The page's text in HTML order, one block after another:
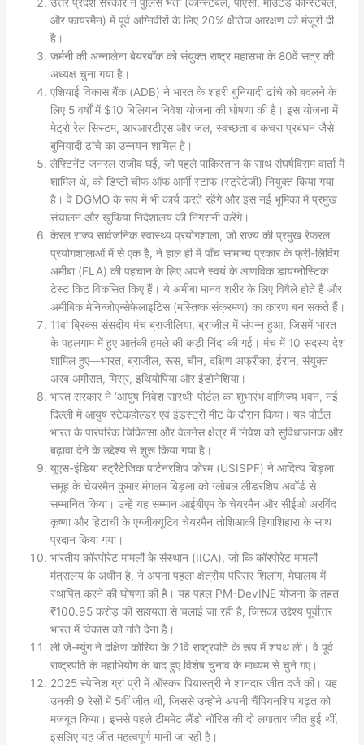
और फायरमैन) में पूर्व अग्निवीरों के लिए 20% क्षैतिज आरक्षण को मंजूरी दी
है।
जर्मनी की अन्नालेना बेयरबॉक को संयुक्त राष्ट्र महासभा के 80वें सत्र की
अध्यक्ष चुना गया है।
एशियाई विकास बैंक (ADB) ने भारत के शहरी बुनियादी ढांचे को बदलने के
लिए 5 वर्षों में $10 बिलियन निवेश योजना की घोषणा की है। इस योजना में
मेट्रो रेल सिस्टम, आरआरटीएस और जल, स्वच्छता व कचरा प्रबंधन जैसे
बुनियादी ढांचे का उन्नयन शामिल है।
लेफ्टिनेंट जनरल राजीव घई, जो पहले पाकिस्तान के साथ संघर्षविराम वार्ता में
शामिल थे, को डिप्टी चीफ ऑफ आर्मी स्टाफ (स्ट्रेटेजी) नियुक्त किया गया
है। वे DGMO के रूप में भी कार्य करते रहेंगे और इस नई भूमिका में प्रमुख
संचालन और खुफिया निदेशालय की निगरानी करेंगे।
केरल राज्य सार्वजनिक स्वास्थ्य प्रयोगशाला, जो राज्य की प्रमुख रेफरल
प्रयोगशालाओं में से एक है, ने हाल ही में पाँच सामान्य प्रकार के फ्री-लिविंग
अमीबा (FLA) की पहचान के लिए अपने स्वयं के आणविक डायग्नोस्टिक
टेस्ट किट विकसित किए हैं। ये अमीबा मानव शरीर के लिए विषैले होते हैं और
अमीबिक मेनिन्जोएन्सेफेलाइटिस (मस्तिष्क संक्रमण) का कारण बन सकते हैं।
11वां ब्रिक्स संसदीय मंच ब्राजीलिया, ब्राजील में संपन्न हुआ, जिसमें भारत
के पहलगाम में हुए आतंकी हमले की कड़ी निंदा की गई। मंच में 10 सदस्य देश
शामिल हुए—भारत, ब्राजील, रूस, चीन, दक्षिण अफ्रीका, ईरान, संयुक्त
अरब अमीरात, मिस्र, इथियोपिया और इंडोनेशिया।
भारत सरकार ने ‘आयुष निवेश सारथी’ पोर्टल का शुभारंभ वाणिज्य भवन, नई
दिल्ली में आयुष स्टेकहोल्डर एवं इंडस्ट्री मीट के दौरान किया। यह पोर्टल
भारत के पारंपरिक चिकित्सा और वेलनेस क्षेत्र में निवेश को सुविधाजनक और
बढ़ावा देने के उद्देश्य से शुरू किया गया है।
यूएस-इंडिया स्ट्रैटेजिक पार्टनरशिप फोरम (USISPF) ने आदित्य बिड़ला
समूह के चेयरमैन कुमार मंगलम बिड़ला को ग्लोबल लीडरशिप अवॉर्ड से
सम्मानित किया। उन्हें यह सम्मान आईबीएम के चेयरमैन और सीईओ अरविंद
कृष्णा और हिटाची के एग्जीक्यूटिव चेयरमैन तोशिआकी हिगाशिहारा के साथ
प्रदान किया गया।
भारतीय कॉरपोरेट मामलों के संस्थान (IICA), जो कि कॉरपोरेट मामलों
मंत्रालय के अधीन है, ने अपना पहला क्षेत्रीय परिसर शिलांग, मेघालय में
स्थापित करने की घोषणा की है। यह पहल PM-DevINE योजना के तहत
₹100.95 करोड़ की सहायता से चलाई जा रही है, जिसका उद्देश्य पूर्वोत्तर
भारत में विकास को गति देना है।
ली जे-म्युंग ने दक्षिण कोरिया के 21वें राष्ट्रपति के रूप में शपथ ली। वे पूर्व
राष्ट्रपति के महाभियोग के बाद हुए विशेष चुनाव के माध्यम से चुने गए।
2025 स्पेनिश ग्रां प्री में ऑस्कर पियास्त्री ने शानदार जीत दर्ज की। यह
उनकी 9 रेसों में 5वीं जीत थी, जिससे उन्होंने अपनी चैंपियनशिप बढ़त को
मजबूत किया। इससे पहले टीममेट लैंडो नॉरिस की दो लगातार जीत हुई थीं,
इसलिए यह जीत महत्वपूर्ण मानी जा रही है।